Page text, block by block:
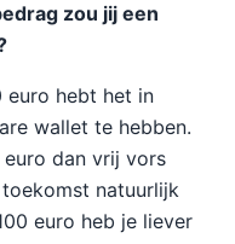
zou jij een
euro hebt het in
wallet te hebben.
dan vrij vors
natuurlijk
euro heb je liever